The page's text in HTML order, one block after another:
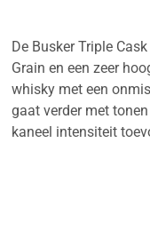
De Busker Triple
Grain en een zeer
whisky met een
gaat verder met
kaneel intensiteit